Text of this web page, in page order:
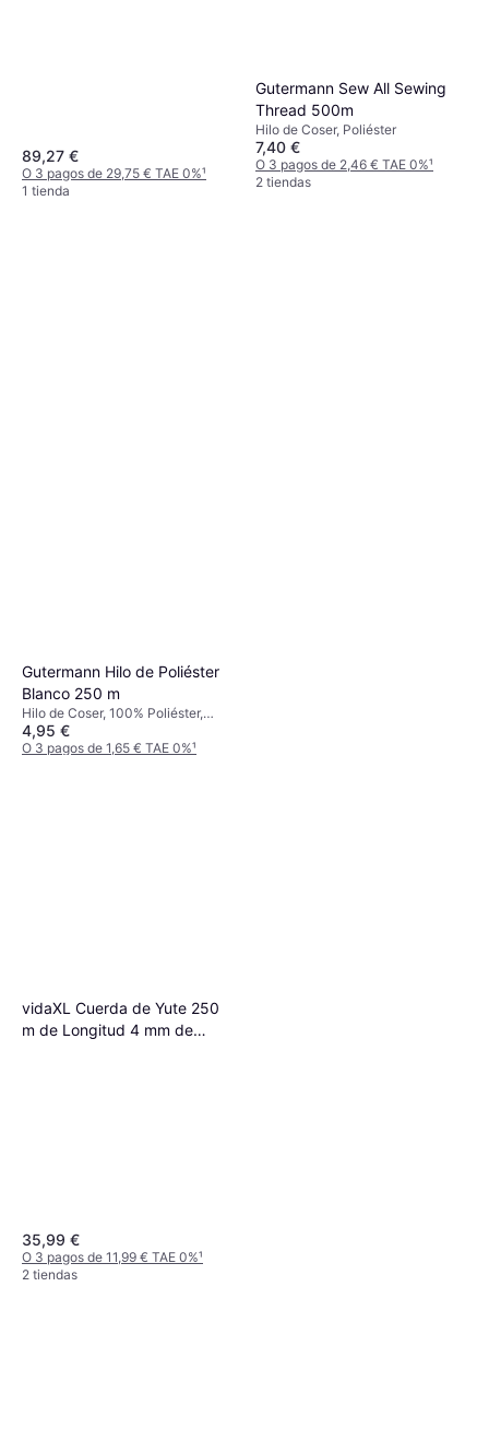
89,27 €
O 3 pagos de 29,75 € TAE 0%¹
1 tienda
Gutermann Sew All Sewing
Thread 500m
Hilo de Coser, Poliéster
7,40 €
O 3 pagos de 2,46 € TAE 0%¹
2 tiendas
Gutermann Hilo de Poliéster
Blanco 250 m
Hilo de Coser, 100% Poliéster,
Algodón, Poliéster
4,95 €
O 3 pagos de 1,65 € TAE 0%¹
vidaXL Cuerda de Yute 250
m de Longitud 4 mm de
35,99 €
O 3 pagos de 11,99 € TAE 0%¹
2 tiendas